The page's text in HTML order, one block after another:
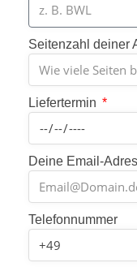
Seitenzahl deiner
Liefertermin
Deine Email-
Telefonnummer